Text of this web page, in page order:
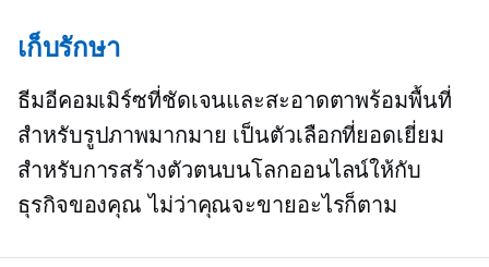
เก็บรักษา
ธีมอีคอมเมิร์ซที่ชัดเจนและสะอาดตาพร้อมพื้นที่
สำหรับรูปภาพมากมาย เป็นตัวเลือกที่ยอดเยี่ยม
สำหรับการสร้างตัวตนบนโลกออนไลน์ให้กับ
ธุรกิจของคุณ ไม่ว่าคุณจะขายอะไรก็ตาม